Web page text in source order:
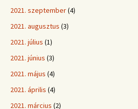
2021. szeptember(4)
2021. augusztus (3)
2021. július (1)
2021. június (3)
2021. május (4)
2021. április (4)
2021. március (2)